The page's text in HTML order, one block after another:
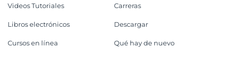
Videos Tutoriales
Libros electrónicos
Cursos en línea
Carreras
Descargar
Qué hay de nuevo